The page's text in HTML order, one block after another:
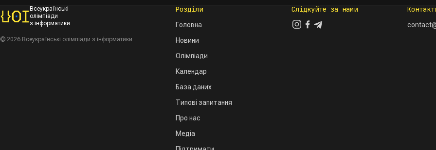
Всеукраїнські
олімпіади
з інформатики
© 2026 Всеукраїнські олімпіади з інформатики
Розділи
Головна
Новини
Олімпіади
Календар
База даних
Типові запитання
Про нас
Медіа
Слідкуйте за нами